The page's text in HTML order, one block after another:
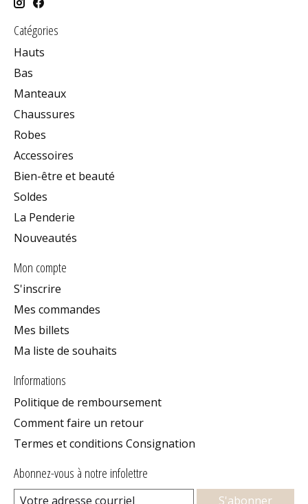
Catégories
Hauts
Bas
Manteaux
Chaussures
Robes
Accessoires
Bien-être et beauté
Soldes
La Penderie
Nouveautés
Mon compte
S'inscrire
Mes commandes
Mes billets
Ma liste de souhaits
Informations
Politique de remboursement
Comment faire un retour
Termes et conditions Consignation
Abonnez-vous à notre infolettre
S'abonner